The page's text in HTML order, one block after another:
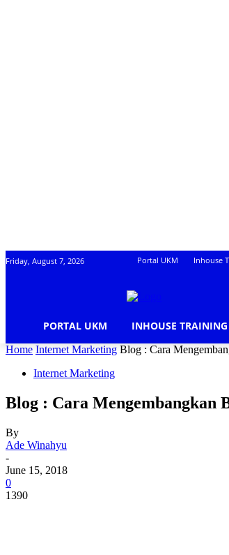
Friday, August 7, 2026 Portal UKM Inhouse
PORTAL UKM INHOUSE
Home Internet Marketing Blog : Cara
Internet Marketing
Blog : Cara Mengembangkan
By
Ade Winahyu
-
June 15, 2018
0
1390